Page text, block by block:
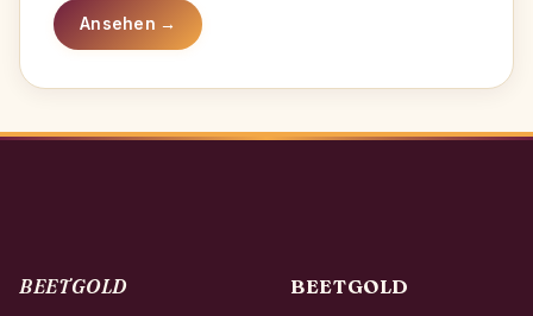
Ansehen →
BEETGOLD BEETGOLD